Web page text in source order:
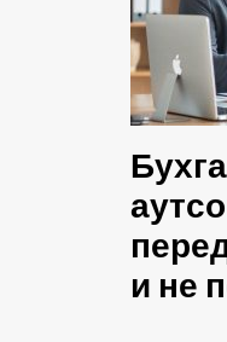
и не